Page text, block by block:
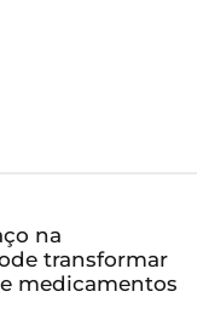
na
transformar
medicamentos